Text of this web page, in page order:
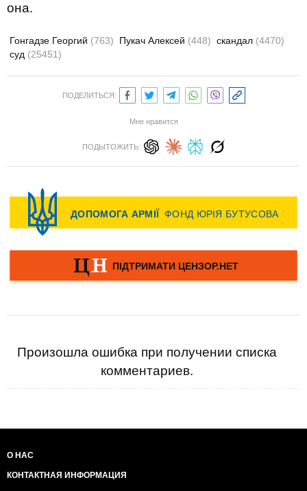
она.
Гонгадзе Георгий (763) Пукач Алексей (448) скандал (4470)
суд (25451)
ПОДЕЛИТЬСЯ:
Мне нравится
ПОДЫТОЖИТЬ:
Произошла ошибка при получении списка
комментариев.
О НАС
КОНТАКТНАЯ ИНФОРМАЦИЯ